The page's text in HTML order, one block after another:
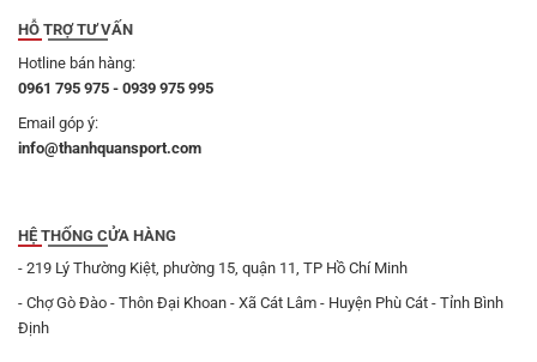
HỖ TRỢ TƯ VẤN
Hotline bán hàng:
0961 795 975 - 0939 975 995
Email góp ý:
info@thanhquansport.com
HỆ THỐNG CỬA HÀNG
- 219 Lý Thường Kiệt, phường 15, quận 11, TP Hồ Chí Minh
- Chợ Gò Đào - Thôn Đại Khoan - Xã Cát Lâm - Huyện Phù Cát - Tỉnh Bình
Định